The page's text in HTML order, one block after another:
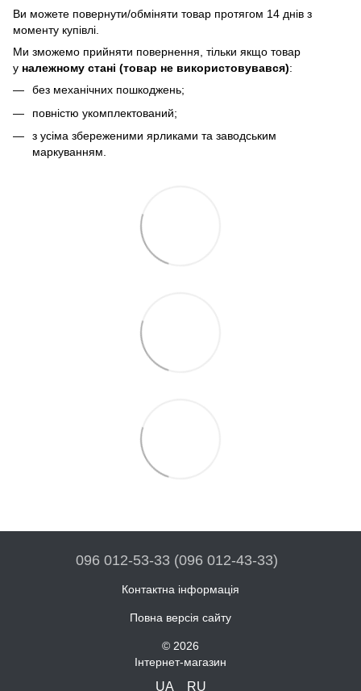
Bи можете повернути/обміняти товар протягом 14 днів з
моменту купівлі.
Ми зможемо прийняти повернення, тільки якщо товар
у належному стані (товар не використовувався):
без механічних пошкоджень;
повністю укомплектований;
з усіма збереженими ярликами та заводським
маркуванням.
096 012-53-33 (096 012-43-33)
Контактна інформація
Повна версія сайту
© 2026
Інтернет-магазин
UA RU